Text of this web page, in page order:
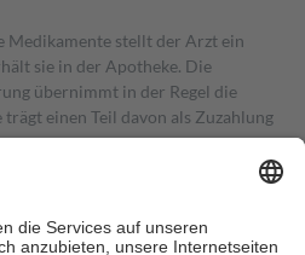
Medikamente stellt der Arzt ein
sie in der Apotheke. Die
übernimmt in der Regel die
einen Teil davon als Zuzahlung
Zuzahlungen in Höhe von zehn
jedoch nie mehr als die tatsächlichen